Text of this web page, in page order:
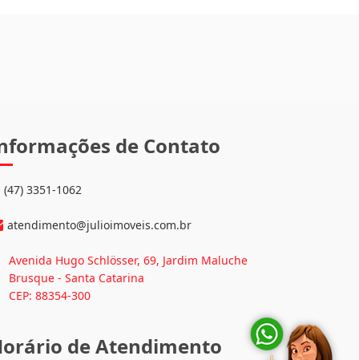
de Contato
(47) 3351-1062
atendimento@julioimoveis.com.br
Avenida Hugo Schlösser, 69, Jardim Maluche
Brusque - Santa Catarina
CEP: 88354-300
de Atendimento